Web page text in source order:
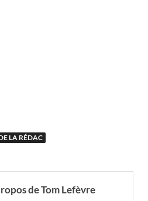
LA RÉDAC
de Tom Lefèvre